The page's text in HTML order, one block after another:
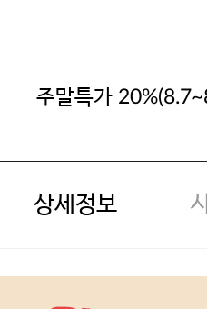
주말특가
상세정보